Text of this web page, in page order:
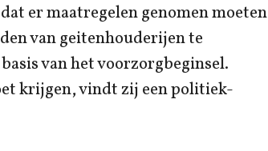
er maatregelen genomen moeten
van geitenhouderijen te
van het voorzorgbeginsel.
krijgen, vindt zij een politiek-